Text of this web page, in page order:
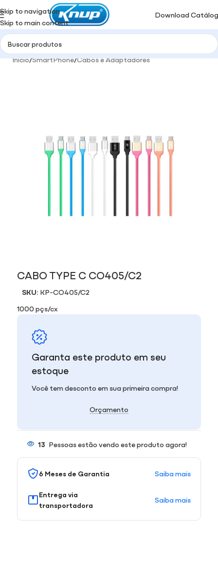
Skip to navigation
Skip to main content
Download
Início/SmartPhone/Cabos e Adaptadores
CABO TYPE C CO405/C2
SKU: KP-CO405/C2
1000 pçs/cx
Garanta este produto em seu
estoque
Você tem desconto em sua primeira compra!
Orçamento
13 Pessoas estão vendo este produto agora!
6 Meses de Garantia Saiba mais
Entrega via
transportadora
Saiba mais